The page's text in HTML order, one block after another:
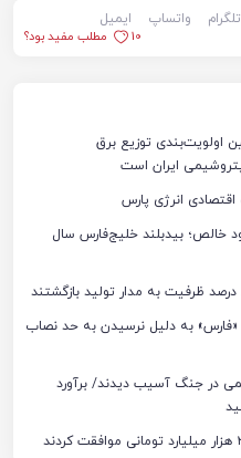
تلگرام واتساپ
ایمیل
10
مطلب مفید بود؟
اولویت‌بندی توزیع برق
ایران است
انرژی پارس
و ۲۵ درصدی سود خالص؛ بیدبلند خلیج‌فارس سال
به دلیل نرسیدن به حد نصاب
مجتمع پتروشیمی در جنگ آسیب دیدند/ برآورد